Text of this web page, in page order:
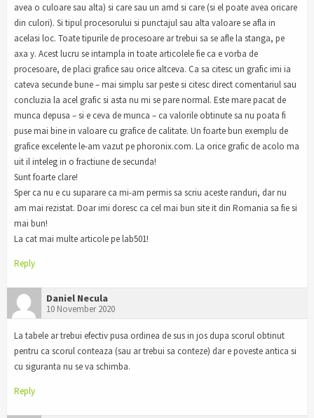
avea o culoare sau alta) si care sau un amd si care (si el poate avea oricare
din culori). Si tipul procesorului si punctajul sau alta valoare se afla in
acelasi loc. Toate tipurile de procesoare ar trebui sa se afle la stanga, pe
axa y. Acest lucru se intampla in toate articolele fie ca e vorba de
procesoare, de placi grafice sau orice altceva. Ca sa citesc un grafic imi ia
cateva secunde bune – mai simplu sar peste si citesc direct comentariul sau
concluzia la acel grafic si asta nu mi se pare normal. Este mare pacat de
munca depusa – si e ceva de munca – ca valorile obtinute sa nu poata fi
puse mai bine in valoare cu grafice de calitate. Un foarte bun exemplu de
grafice excelente le-am vazut pe phoronix.com. La orice grafic de acolo ma
uit il inteleg in o fractiune de secunda!
Sunt foarte clare!
Sper ca nu e cu suparare ca mi-am permis sa scriu aceste randuri, dar nu
am mai rezistat. Doar imi doresc ca cel mai bun site it din Romania sa fie si
mai bun!
La cat mai multe articole pe lab501!
Reply
Daniel Necula
10 November 2020
La tabele ar trebui efectiv pusa ordinea de sus in jos dupa scorul obtinut
pentru ca scorul conteaza (sau ar trebui sa conteze) dar e poveste antica si
cu siguranta nu se va schimba.
Reply